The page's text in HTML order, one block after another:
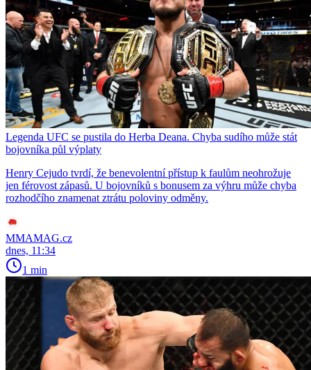
Legenda UFC se pustila do Herba Deana. Chyba sudího může stát
bojovníka půl výplaty
Henry Cejudo tvrdí, že benevolentní přístup k faulům neohrožuje
jen férovost zápasů. U bojovníků s bonusem za výhru může chyba
rozhodčího znamenat ztrátu poloviny odměny.
MMAMAG.cz
dnes, 11:34
1 min